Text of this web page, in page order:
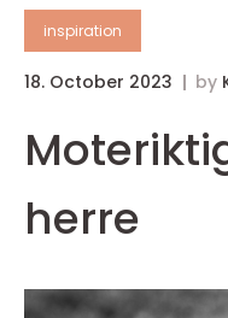
inspiration
18. October 2023 by
herre